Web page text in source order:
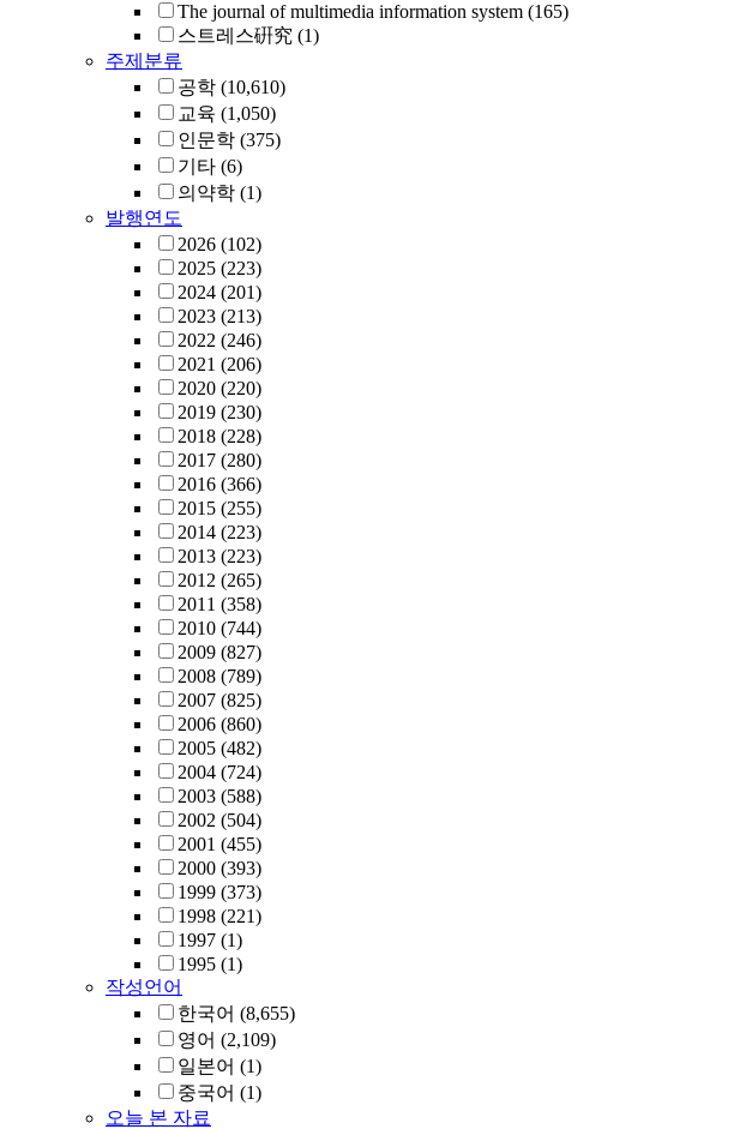
The journal of multimedia information system (165)
스트레스硏究 (1)
주제분류
공학 (10,610)
교육 (1,050)
인문학 (375)
기타 (6)
의약학 (1)
발행연도
2026 (102)
2025 (223)
2024 (201)
2023 (213)
2022 (246)
2021 (206)
2020 (220)
2019 (230)
2018 (228)
2017 (280)
2016 (366)
2015 (255)
2014 (223)
2013 (223)
2012 (265)
2011 (358)
2010 (744)
2009 (827)
2008 (789)
2007 (825)
2006 (860)
2005 (482)
2004 (724)
2003 (588)
2002 (504)
2001 (455)
2000 (393)
1999 (373)
1998 (221)
1997 (1)
1995 (1)
작성언어
한국어 (8,655)
영어 (2,109)
일본어 (1)
중국어 (1)
오늘 본 자료